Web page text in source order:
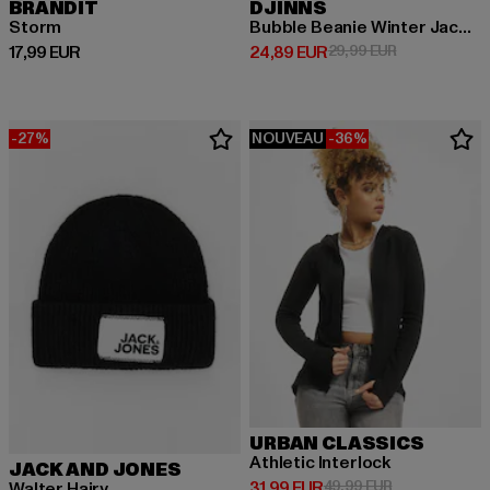
BRANDIT
Storm
17,99 EUR
Prix courant: 17,99 EUR
DJINNS
Bubble Beanie Winter Jacquard
24,89 EUR
Prix courant: 24,89 EUR
29,99 EURPrix en
-27%
JACK AND JONES
NOUVEAU -36%
URBAN CLASSICS
Athletic Interlock
Prix en